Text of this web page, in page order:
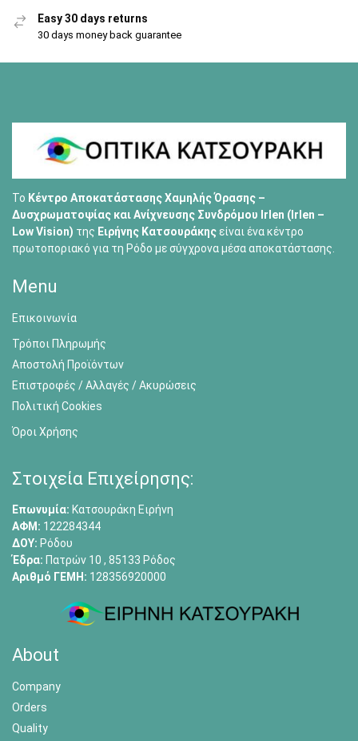
Easy 30 days returns
30 days money back guarantee
Το Κέντρο Αποκατάστασης Χαμηλής Όρασης –
Δυσχρωματοψίας και Ανίχνευσης Συνδρόμου Irlen (Irlen –
Low Vision) της Ειρήνης Κατσουράκηςείναι ένα κέντρο
πρωτοποριακό για τη Ρόδο με σύγχρονα μέσα αποκατάστασης.
Menu
Επικοινωνία
Τρόποι Πληρωμής
Αποστολή Προϊόντων
Επιστροφές / Αλλαγές / Ακυρώσεις
Πολιτική Cookies
Όροι Χρήσης
Στοιχεία Επιχείρησης:
Επωνυμία: Κατσουράκη Ειρήνη
ΑΦΜ: 122284344
ΔΟΥ: Ρόδου
Έδρα: Πατρών 10 , 85133 Ρόδος
Αριθμό ΓΕΜΗ: 128356920000
About
Company
Orders
Quality